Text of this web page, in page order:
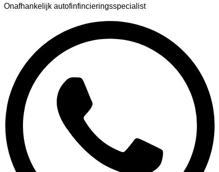
Onafhankelijk autofinfincieringsspecialist